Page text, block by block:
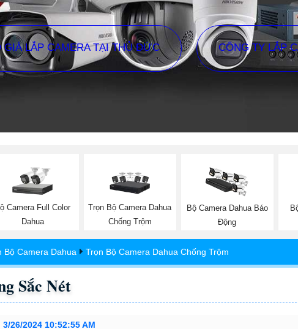
GIÁ LẮP CAMERA TẠI THỦ ĐỨC CÔNG TY LẮP
Camera Full Color
Dahua
Trọn Bộ Camera Dahua
Chống Trộm
Bộ Camera Dahua Báo
Động
Bộ Camera Dahua Trọn Bộ Camera Dahua Chống Trộm
Sắc Nét
3/26/2024 10:52:55 AM